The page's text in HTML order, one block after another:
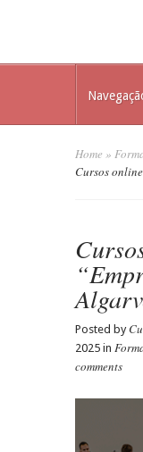
Home »
Cursos
Posted by
2025 in
comments